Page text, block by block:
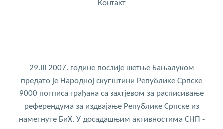
Контакт
29.III 2007. године послије шетње Бањалуком
предато је Народној скупштини Републике Српске
9000 потписа грађана са захтјевом за расписивање
референдума за издвајање Републике Српске из
наметнуте БиХ. У досадашњим активностима СНП -